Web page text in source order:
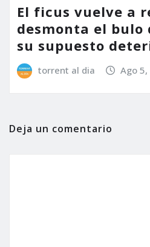
El ficus vuelve a
desmonta el bulo
su supuesto
torrent al dia Ago
Deja un comentario